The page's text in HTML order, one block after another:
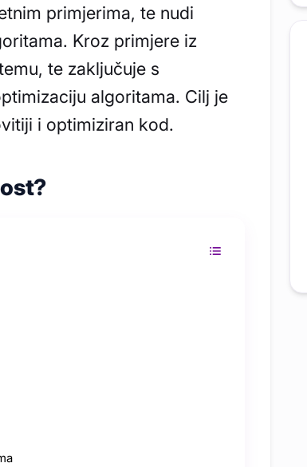
primjerima, te nudi
Kroz primjere iz
te zaključuje s
algoritama. Cilj je
i optimiziran kod.